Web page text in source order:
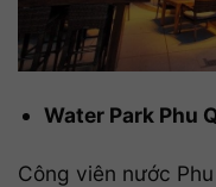
Water Park Phu
Công viên nước